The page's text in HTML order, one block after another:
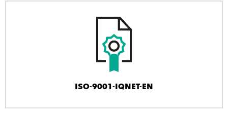
ISO-9001-IQNET-EN